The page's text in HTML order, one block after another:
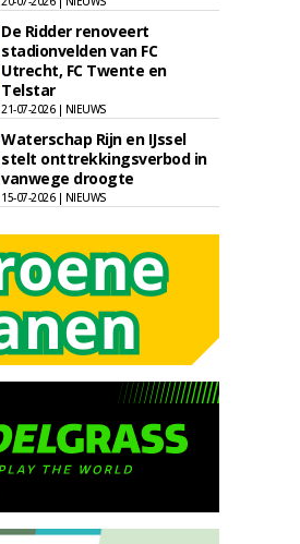
De Ridder renoveert
stadionvelden van FC
Utrecht, FC Twente en
Telstar
21-07-2026 | NIEUWS
Waterschap Rijn en IJssel
stelt onttrekkingsverbod in
vanwege droogte
15-07-2026 | NIEUWS